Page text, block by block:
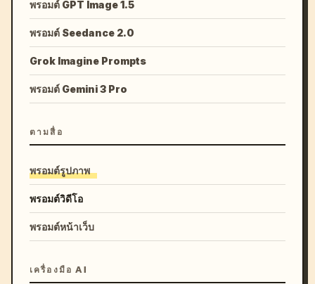
พรอมต์ GPT Image 1.5
พรอมต์ Seedance 2.0
Grok Imagine Prompts
พรอมต์ Gemini 3 Pro
ตามสื่อ
พรอมต์รูปภาพ
พรอมต์วิดีโอ
พรอมต์หน้าเว็บ
เครื่องมือ AI